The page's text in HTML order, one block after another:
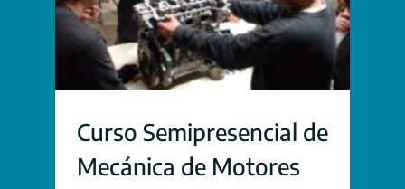
Curso Semipresencial de
Mecánica de Motores